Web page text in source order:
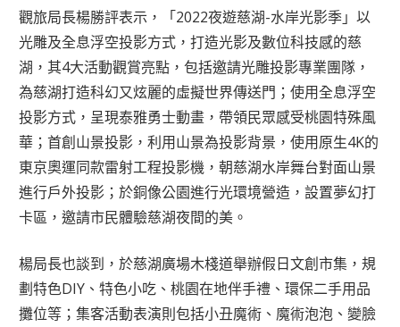
觀旅局長楊勝評表示，「2022夜遊慈湖-水岸光影季」以
光雕及全息浮空投影方式，打造光影及數位科技感的慈
湖，其4大活動觀賞亮點，包括邀請光雕投影專業團隊，
為慈湖打造科幻又炫麗的虛擬世界傳送門；使用全息浮空
投影方式，呈現泰雅勇士動畫，帶領民眾感受桃園特殊風
華；首創山景投影，利用山景為投影背景，使用原生4K的
東京奧運同款雷射工程投影機，朝慈湖水岸舞台對面山景
進行戶外投影；於銅像公園進行光環境營造，設置夢幻打
卡區，邀請市民體驗慈湖夜間的美。
楊局長也談到，於慈湖廣場木棧道舉辦假日文創市集，規
劃特色DIY、特色小吃、桃園在地伴手禮、環保二手用品
攤位等；集客活動表演則包括小丑魔術、魔術泡泡、變臉